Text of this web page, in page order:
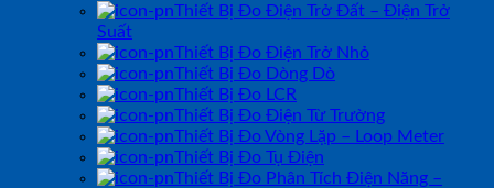
Thiết Bị Đo Điện Trở Đất – Điện Trở
Suất
Thiết Bị Đo Điện Trở Nhỏ
Thiết Bị Đo Dòng Dò
Thiết Bị Đo LCR
Thiết Bị Đo Điện Từ Trường
Thiết Bị Đo Vòng Lặp – Loop Meter
Thiết Bị Đo Tụ Điện
Thiết Bị Đo Phân Tích Điện Năng –